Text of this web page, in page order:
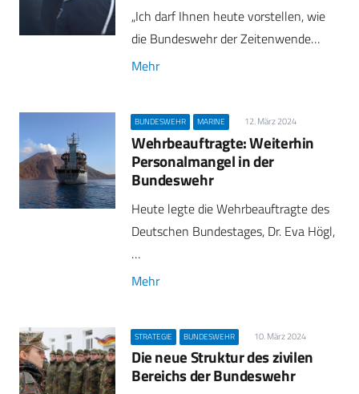
„Ich darf Ihnen heute vorstellen, wie
die Bundeswehr der Zeitenwende…
Mehr
BUNDESWEHR MARINE 12. März 2024
Wehrbeauftragte: Weiterhin
Personalmangel in der
Bundeswehr
Heute legte die Wehrbeauftragte des
Deutschen Bundestages, Dr. Eva Högl,
…
Mehr
STRATEGIE BUNDESWEHR 10. März 2024
Die neue Struktur des zivilen
Bereichs der Bundeswehr